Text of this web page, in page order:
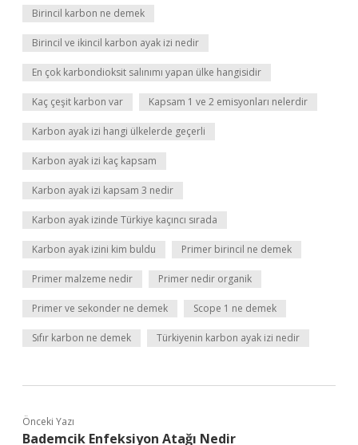
Birincil karbon ne demek
Birincil ve ikincil karbon ayak izi nedir
En çok karbondioksit salınımı yapan ülke hangisidir
Kaç çeşit karbon var Kapsam 1 ve 2 emisyonları nelerdir
Karbon ayak izi hangi ülkelerde geçerli
Karbon ayak izi kaç kapsam
Karbon ayak izi kapsam 3 nedir
Karbon ayak izinde Türkiye kaçıncı sırada
Karbon ayak izini kim buldu Primer birincil ne demek
Primer malzeme nedir Primer nedir organik
Primer ve sekonder ne demek Scope 1 ne demek
Sıfır karbon ne demek Türkiyenin karbon ayak izi nedir
Önceki Yazı
Bademcik Enfeksiyon Atağı Nedir